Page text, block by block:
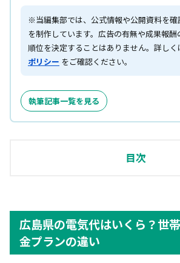
※当編集部では、公式情報や公開資料を
を制作しています。広告の有無や成果報
順位を決定することはありません。詳しく
ポリシー をご確認ください。
執筆記事一覧を見る
目次
【世帯別】広島県の平均電気代
【世帯タイプ別】新電力切り替
広島県の電気代はいくら？世
金プランの違い